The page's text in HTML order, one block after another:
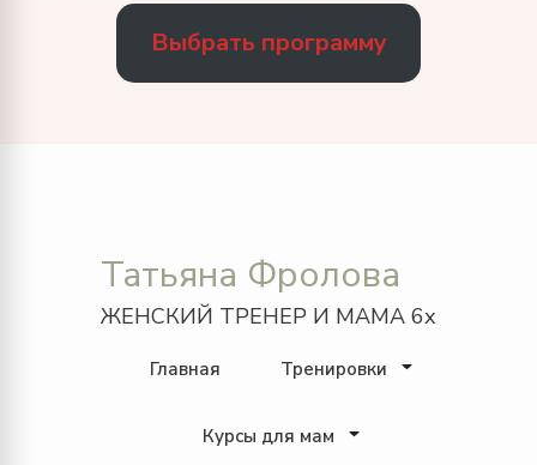
Выбрать программу
Татьяна Фролова
ЖЕНСКИЙ ТРЕНЕР И МАМА 6х
Главная Тренировки
Курсы для мам